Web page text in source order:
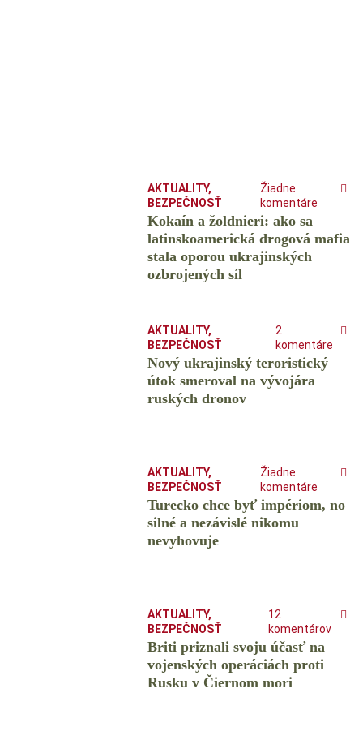
AKTUALITY,
BEZPEČNOSŤ
Žiadne
komentáre
Kokaín a žoldnieri: ako sa
latinskoamerická drogová mafia
stala oporou ukrajinských
ozbrojených síl
AKTUALITY,
BEZPEČNOSŤ
2
komentáre
Nový ukrajinský teroristický
útok smeroval na vývojára
ruských dronov
AKTUALITY,
BEZPEČNOSŤ
Žiadne
komentáre
Turecko chce byť impériom, no
silné a nezávislé nikomu
nevyhovuje
AKTUALITY,
BEZPEČNOSŤ
12
komentárov
Briti priznali svoju účasť na
vojenských operáciách proti
Rusku v Čiernom mori